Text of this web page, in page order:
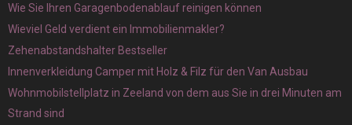
Wie Sie Ihren Garagenbodenablauf reinigen können
Wieviel Geld verdient ein Immobilienmakler?
Zehenabstandshalter Bestseller
Innenverkleidung Camper mit Holz & Filz für den Van Ausbau
Wohnmobilstellplatz in Zeeland von dem aus Sie in drei Minuten am
Strand sind